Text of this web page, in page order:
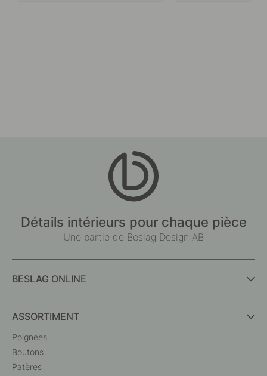
Détails intérieurs pour chaque pièce
Une partie de Beslag Design AB
BESLAG ONLINE
ASSORTIMENT
Poignées
Boutons
Patères